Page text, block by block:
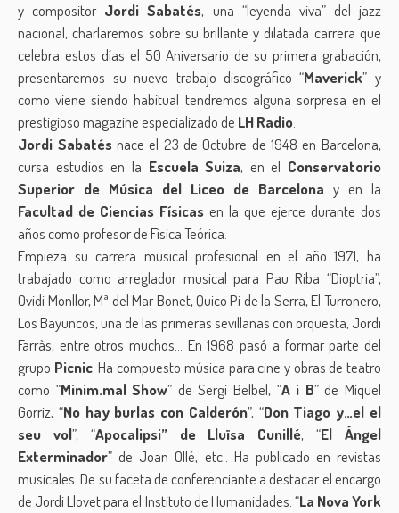
y compositor Jordi Sabatés, una “leyenda viva” del jazz
nacional, charlaremos sobre su brillante y dilatada carrera que
celebra estos días el 50 Aniversario de su primera grabación,
presentaremos su nuevo trabajo discográfico “Maverick” y
como viene siendo habitual tendremos alguna sorpresa en el
prestigioso magazine especializado de LH Radio
Jordi Sabatésnace el 23 de Octubre de 1948 en Barcelona,
cursa estudios en la Escuela Suiza, en el Conservatorio
Superior de Música del Liceo de Barcelona y en la
Facultad de Ciencias Físicas en la que ejerce durante dos
años como profesor de Física Teórica.
Empieza su carrera musical profesional en el año 1971, ha
trabajado como arreglador musical para Pau Riba “Dioptria”,
Ovidi Monllor, Mª del Mar Bonet, Quico Pi de la Serra, El Turronero,
Los Bayuncos, una de las primeras sevillanas con orquesta, Jordi
Farràs, entre otros muchos… En 1968 pasó a formar parte del
grupo Picnic. Ha compuesto música para cine y obras de teatro
como “Minim.mal Show” de Sergi Belbel, “A i B” de Miquel
Gorriz, “No hay burlas con Calderón”, “Don Tiago y…el el
seu vol”, “Apocalipsi” de Lluïsa Cunillé, “El Ángel
Exterminador” de Joan Ollé, etc.. Ha publicado en revistas
musicales. De su faceta de conferenciante a destacar el encargo
de Jordi Llovet para el Instituto de Humanidades: “La Nova York